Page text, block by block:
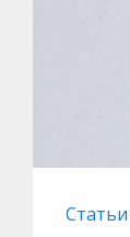
Статьи